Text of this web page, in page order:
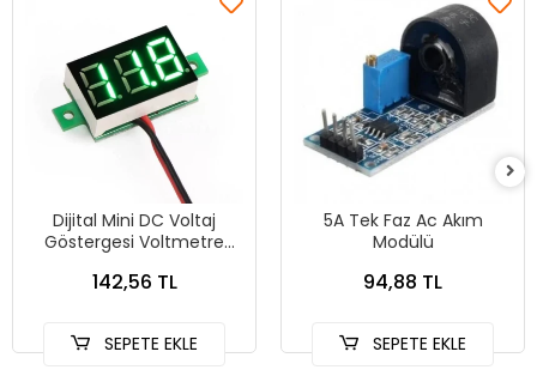
Dijital Mini DC Voltaj
Göstergesi Voltmetre
142,56 TL
SEPETE EKLE
5A Tek Faz Ac Akım
Modülü
94,88 TL
SEPETE EKLE